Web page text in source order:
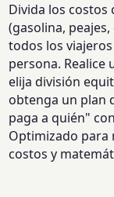
Divida los
(gasolina,
todos los
persona. Realice
elija división
obtenga un plan
paga a quién"
Optimizado para
costos y